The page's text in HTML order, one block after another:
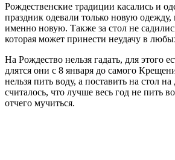
Рождественские традиции касались и
праздник одевали только новую
именно новую. Также за стол не
которая может принести неудачу в
На Рождество нельзя гадать, для этого
длятся они с 8 января до самого
нельзя пить воду, а поставить на стол
считалось, что лучше весь год не пить
отчего мучиться.